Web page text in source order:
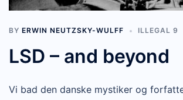
BY ERWIN NEUTZSKY-WULFF ILLEGAL 9
LSD – and beyond
Vi bad den danske mystiker og